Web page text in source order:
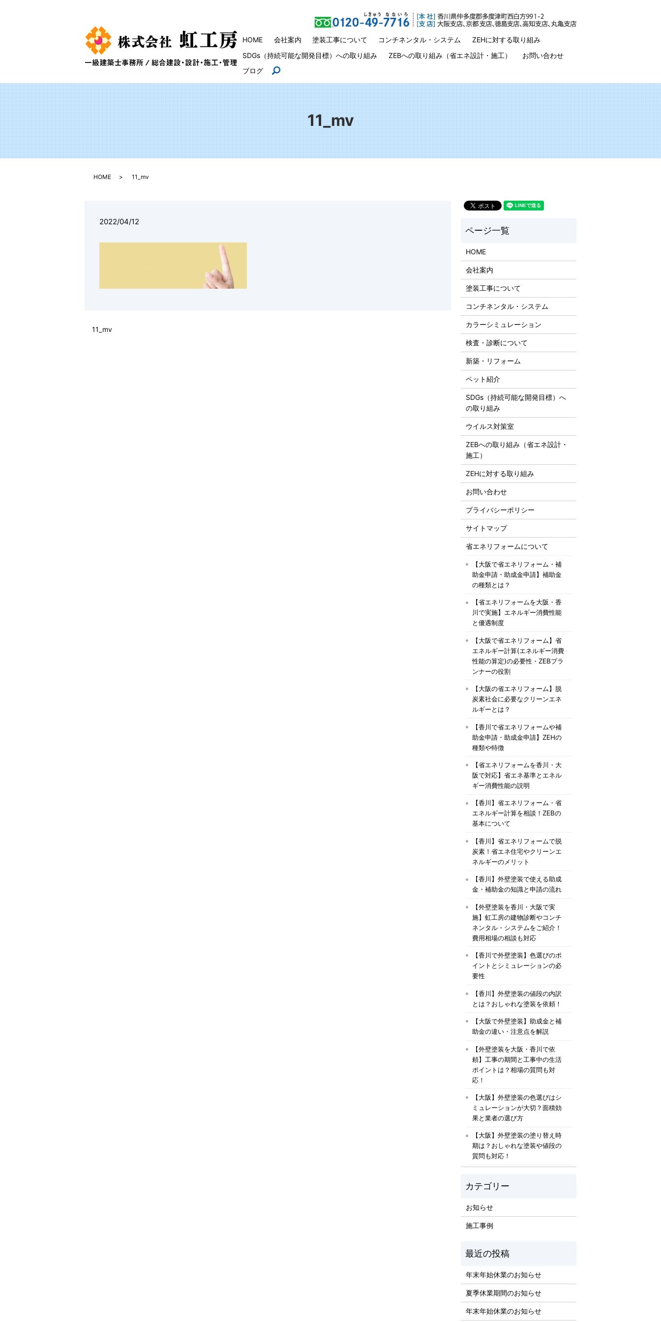
HOME 会社案内 塗装工事について コンチネンタル・システム
ZEHに対する取り組み
SDGs（持続可能な開発目標）への取り組み
ZEBへの取り組み（省エネ設計・施工）
お問い合わせ
ブログ
search
11_mv
HOME 11_mv
2022/04/12
11_mv
HOME
会社案内
塗装工事について
コンチネンタル・システム
カラーシミュレーション
検査・診断について
新築・リフォーム
ペット紹介
SDGs（持続可能な開発目標）へ
の取り組み
ウイルス対策室
ZEBへの取り組み（省エネ設計・
施工）
ZEHに対する取り組み
お問い合わせ
プライバシーポリシー
サイトマップ
省エネリフォームについて
【大阪で省エネリフォーム・補
助金申請・助成金申請】補助金
の種類とは？
【省エネリフォームを大阪・香
川で実施】エネルギー消費性能
と優遇制度
【大阪で省エネリフォーム】省
エネルギー計算(エネルギー消費
性能の算定)の必要性・ZEBプラ
ンナーの役割
【大阪の省エネリフォーム】脱
炭素社会に必要なクリーンエネ
ルギーとは？
【香川で省エネリフォームや補
助金申請・助成金申請】ZEHの
種類や特徴
【省エネリフォームを香川・大
阪で対応】省エネ基準とエネル
ギー消費性能の説明
【香川】省エネリフォーム・省
エネルギー計算を相談！ZEBの
基本について
【香川】省エネリフォームで脱
炭素！省エネ住宅やクリーンエ
ネルギーのメリット
【香川】外壁塗装で使える助成
金・補助金の知識と申請の流れ
【外壁塗装を香川・大阪で実
施】虹工房の建物診断やコンチ
ネンタル・システムをご紹介！
費用相場の相談も対応
【香川で外壁塗装】色選びのポ
イントとシミュレーションの必
要性
【香川】外壁塗装の値段の内訳
とは？おしゃれな塗装を依頼！
【大阪で外壁塗装】助成金と補
助金の違い・注意点を解説
【外壁塗装を大阪・香川で依
頼】工事の期間と工事中の生活
ポイントは？相場の質問も対
応！
【大阪】外壁塗装の色選びはシ
ミュレーションが大切？面積効
果と業者の選び方
【大阪】外壁塗装の塗り替え時
期は？おしゃれな塗装や値段の
質問も対応！
お知らせ
施工事例
年末年始休業のお知らせ
夏季休業期間のお知らせ
年末年始休業のお知らせ